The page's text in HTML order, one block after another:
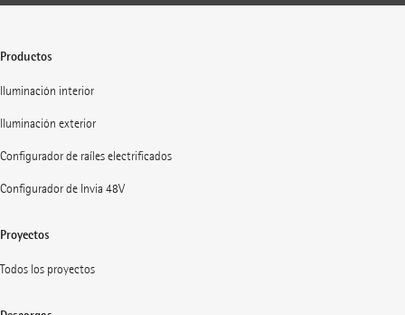
Productos
Iluminación interior
Iluminación exterior
Configurador de raíles electrificados
Configurador de Invia 48V
Proyectos
Todos los proyectos